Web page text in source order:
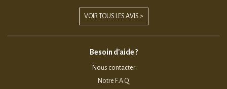
VOIR TOUS LES AVIS >
Besoin d'aide ?
Nous contacter
Notre F.A.Q